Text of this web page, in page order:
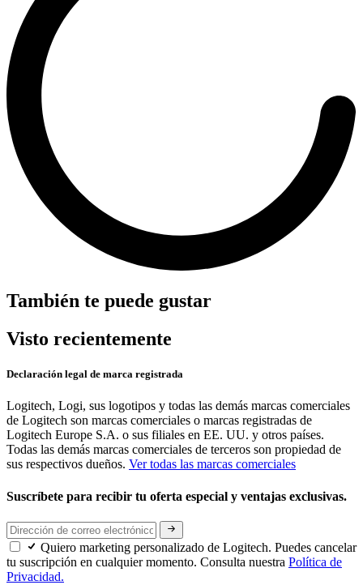
También te puede gustar
Visto recientemente
Declaración legal de marca registrada
Logitech, Logi, sus logotipos y todas las demás marcas comerciales
de Logitech son marcas comerciales o marcas registradas de
Logitech Europe S.A. o sus filiales en EE. UU. y otros países.
Todas las demás marcas comerciales de terceros son propiedad de
sus respectivos dueños. Ver todas las marcas comerciales
Suscríbete para recibir tu oferta especial y ventajas exclusivas.
Quiero marketing personalizado de Logitech. Puedes cancelar
tu suscripción en cualquier momento. Consulta nuestra Política de
Privacidad.